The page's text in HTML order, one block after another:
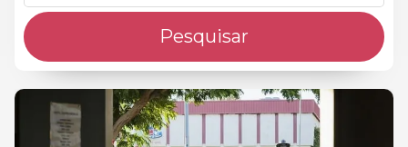
Pesquisar